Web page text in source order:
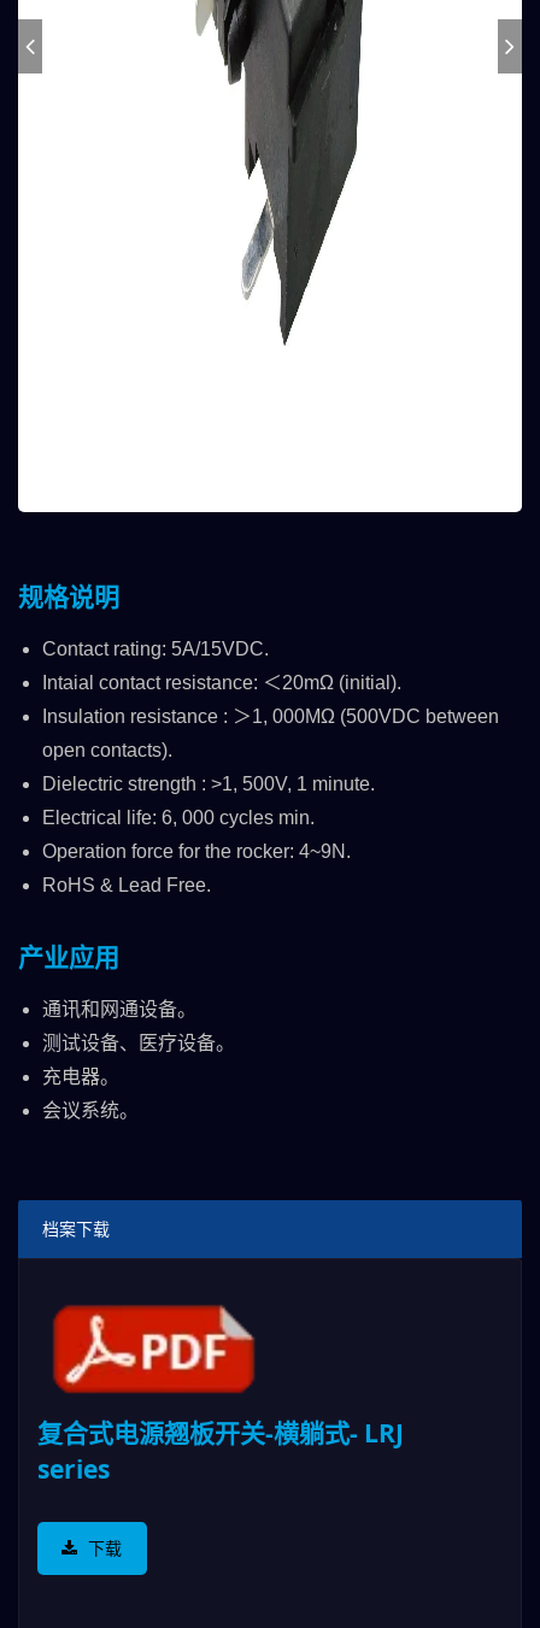
规格说明
Contact rating: 5A/15VDC.
Intaial contact resistance: ＜20mΩ (initial).
Insulation resistance : ＞1, 000MΩ (500VDC between
open contacts).
Dielectric strength : >1, 500V, 1 minute.
Electrical life: 6, 000 cycles min.
Operation force for the rocker: 4~9N.
RoHS & Lead Free.
产业应用
通讯和网通设备。
测试设备、医疗设备。
充电器。
会议系统。
档案下载
复合式电源翘板开关-横躺式- LRJ
series
下载